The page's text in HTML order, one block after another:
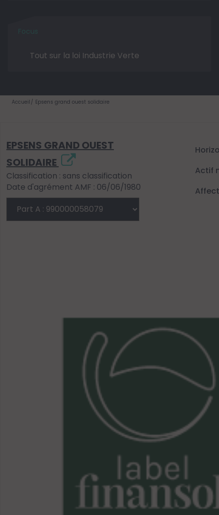
Tout sur la loi Industrie Verte
Accueil Epsens grand ouest solidaire
EPSENS GRAND OUEST
SOLIDAIRE
Classification : sans classification
Date d'agrément AMF : 06/06/1980
Actif